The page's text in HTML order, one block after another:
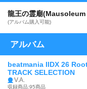
龍王の霊廟
(アルバム購入可能)
アルバム
beatmania IIDX 26
TRACK SELECTION
V.A.
収録商品:95商品